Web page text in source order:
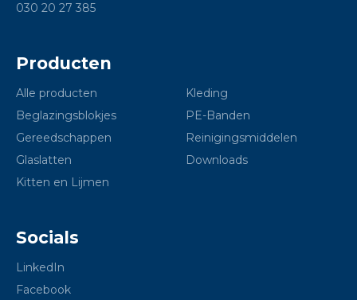
030 20 27 385
Producten
Alle producten
Beglazingsblokjes
Gereedschappen
Glaslatten
Kitten en Lijmen
Kleding
PE-Banden
Reinigingsmiddelen
Downloads
Socials
LinkedIn
Facebook